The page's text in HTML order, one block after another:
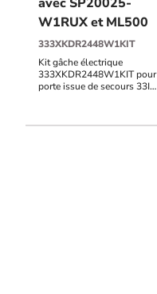
W1RUX et ML500
333XKDR2448W1KIT
Kit gâche électrique
333XKDR2448W1KIT pour
porte issue de secours 33IS,
Droite, 6000N, à rupture de